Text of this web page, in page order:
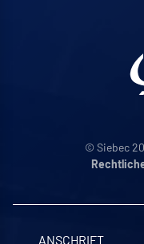
© Siebec
ANSCHRIFT